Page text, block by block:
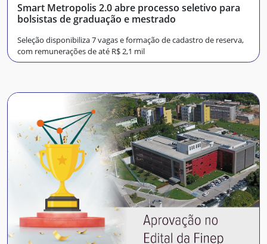
Smart Metropolis 2.0 abre processo seletivo para
bolsistas de graduação e mestrado
Seleção disponibiliza 7 vagas e formação de cadastro de reserva,
com remunerações de até R$ 2,1 mil